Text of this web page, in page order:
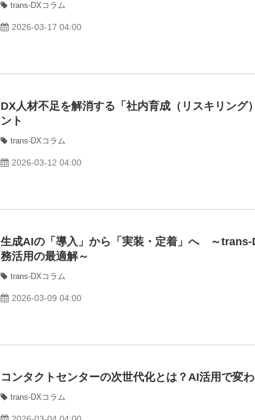
trans-DXコラム
2026-03-17 04:00
DX人材不足を解消する「社内育成（リスキリング
ント
trans-DXコラム
2026-03-12 04:00
生成AIの「導入」から「実装・定着」へ ～trans-
務活用の最適解～
trans-DXコラム
2026-03-09 04:00
コンタクトセンターの次世代化とは？AI活用で変
trans-DXコラム